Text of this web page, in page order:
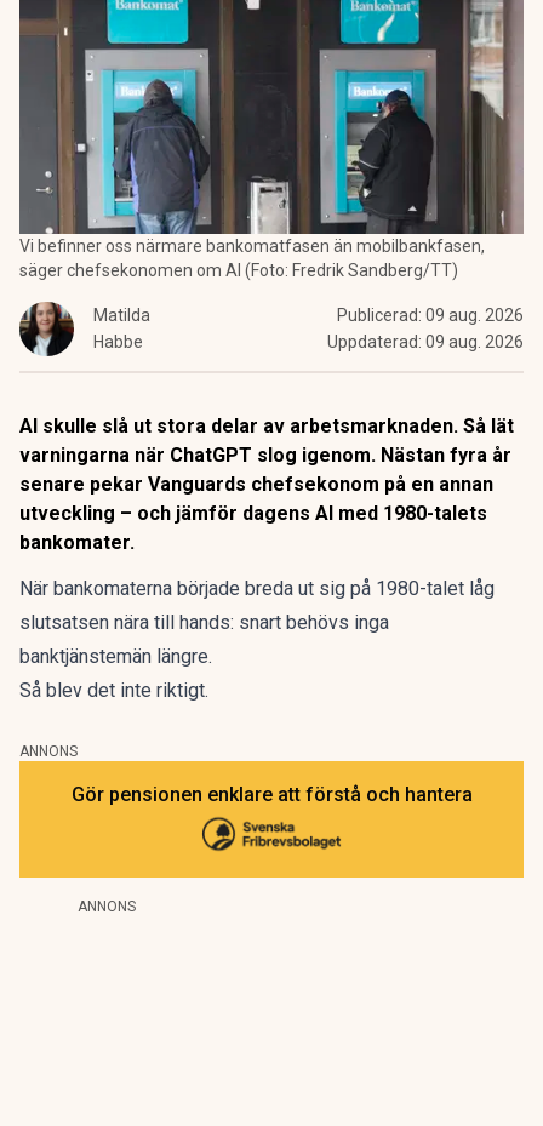
Vi befinner oss närmare bankomatfasen än mobilbankfasen,
säger chefsekonomen om AI (Foto: Fredrik Sandberg/TT)
Matilda
Habbe
Publicerad: 09 aug. 2026
Uppdaterad: 09 aug. 2026
AI skulle slå ut stora delar av arbetsmarknaden. Så lät
varningarna när ChatGPT slog igenom. Nästan fyra år
senare pekar Vanguards chefsekonom på en annan
utveckling – och jämför dagens AI med 1980-talets
bankomater.
När bankomaterna började breda ut sig på 1980-talet låg
slutsatsen nära till hands: snart behövs inga
banktjänstemän längre.
Så blev det inte riktigt.
ANNONS
Gör pensionen enklare att förstå och hantera
ANNONS